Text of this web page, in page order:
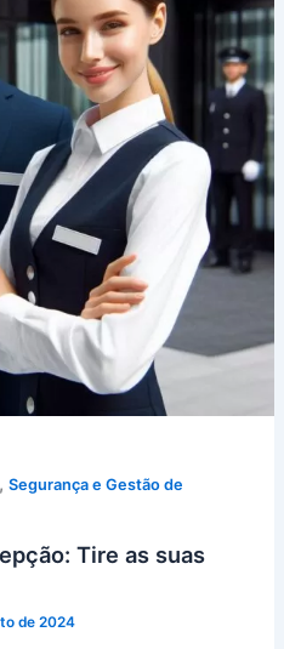
Segurança e Gestão de
Tire as suas
de 2024